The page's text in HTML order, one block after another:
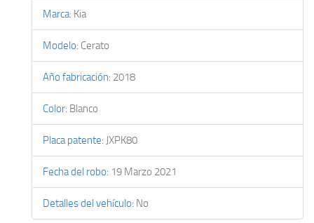
Marca: Kia
Modelo: Cerato
Año fabricación: 2018
Color: Blanco
Placa patente: JXPK80
Fecha del robo: 19 Marzo 2021
Detalles del vehículo: No